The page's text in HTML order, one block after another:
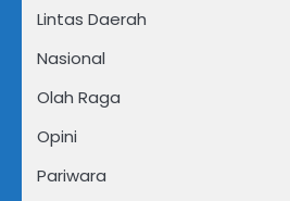
Lintas Daerah
Nasional
Olah Raga
Opini
Pariwara